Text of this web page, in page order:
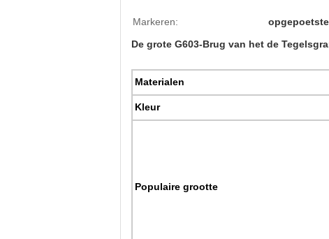
Markeren:
De grote G603-Brug van het de
Materialen
Kleur
Populaire grootte